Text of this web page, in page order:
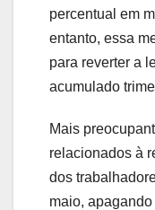
percentual em
entanto, essa
para reverter a
acumulado
Mais
relacionados à
dos
maio,